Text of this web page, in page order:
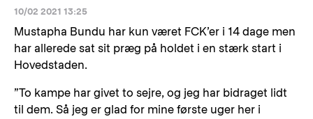
10/02 2021 13:25
Mustapha Bundu har kun været FCK’er i 14 dage men
har allerede sat sit præg på holdet i en stærk start i
Hovedstaden.
”To kampe har givet to sejre, og jeg har bidraget lidt
til dem. Så jeg er glad for mine første uger her i